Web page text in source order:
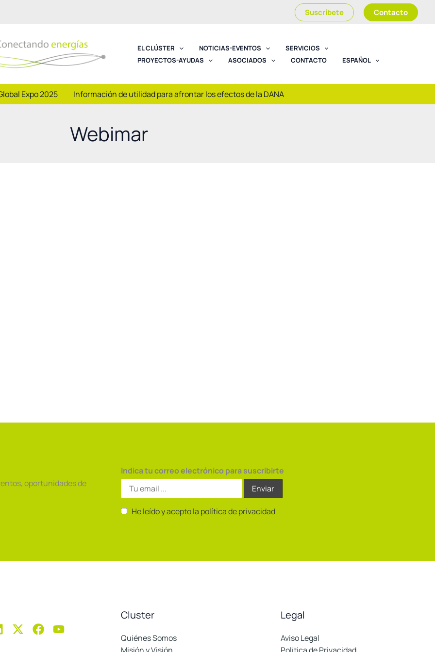
Suscríbete Contacto
EL CLÚSTER NOTICIAS-EVENTOS
SERVICIOS
PROYECTOS-AYUDAS
ASOCIADOS CONTACTO ESPAÑOL
Expo 2025 Información de utilidad para afrontar los efectos de la DANA
Webimar
oportunidades de
Indica tu correo electrónico para suscribirte
He leído y acepto la política de privacidad
Cluster
Quiénes Somos
Legal
Aviso Legal